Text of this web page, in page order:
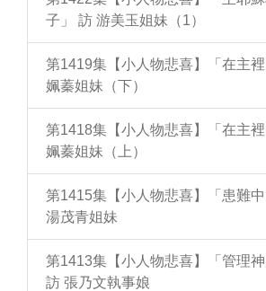
子」 訪 游美玉姐妹（1）
第1419集【小人物悲喜】「在主
姵蓁姐妹（下）
第1418集【小人物悲喜】「在主
姵蓁姐妹（上）
第1415集【小人物悲喜】「患難
湯茂青姐妹
第1413集【小人物悲喜】「管理神
訪 張乃文執事娘